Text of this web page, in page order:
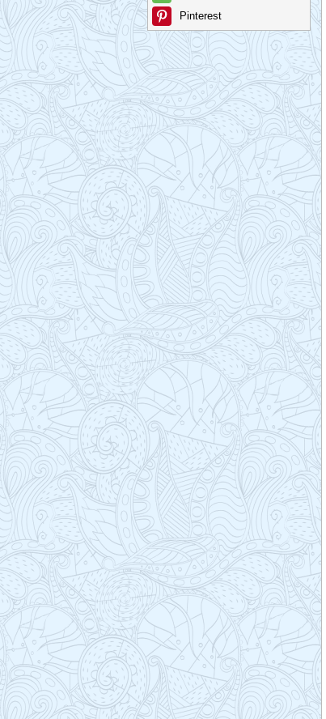
Pinterest